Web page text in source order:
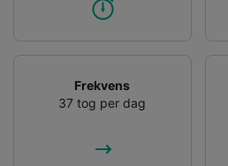
Frekvens
37 tog per dag